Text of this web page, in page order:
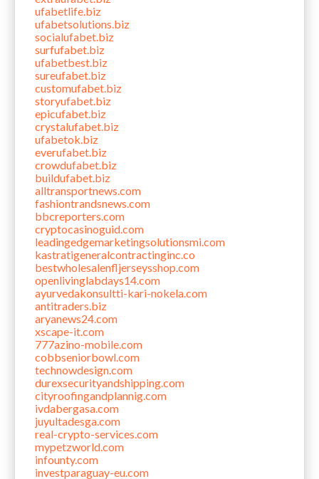
ufabetlife.biz
ufabetsolutions.biz
socialufabet.biz
surfufabet.biz
ufabetbest.biz
sureufabet.biz
customufabet.biz
storyufabet.biz
epicufabet.biz
crystalufabet.biz
ufabetok.biz
everufabet.biz
crowdufabet.biz
buildufabet.biz
alltransportnews.com
fashiontrandsnews.com
bbcreporters.com
cryptocasinoguid.com
leadingedgemarketingsolutionsmi.com
kastratigeneralcontractinginc.co
bestwholesalenfljerseysshop.com
openlivinglabdays14.com
ayurvedakonsultti-kari-nokela.com
antitraders.biz
aryanews24.com
xscape-it.com
777azino-mobile.com
cobbseniorbowl.com
technowdesign.com
durexsecurityandshipping.com
cityroofingandplannig.com
ivdabergasa.com
juyultadesga.com
real-crypto-services.com
mypetzworld.com
infounty.com
investparaguay-eu.com